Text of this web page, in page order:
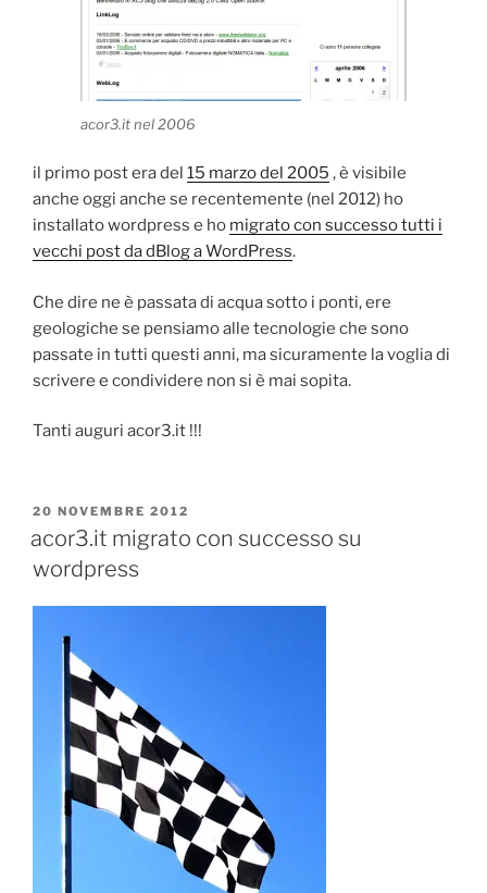
acor3.it nel 2006
il primo post era del 15 marzo del 2005 , è visibile
anche oggi anche se recentemente (nel 2012) ho
installato wordpress e ho migrato con successo tutti i
vecchi post da dBlog a WordPress.
Che dire ne è passata di acqua sotto i ponti, ere
geologiche se pensiamo alle tecnologie che sono
passate in tutti questi anni, ma sicuramente la voglia di
scrivere e condividere non si è mai sopita.
Tanti auguri acor3.it !!!
PUBBLICATO
20 NOVEMBRE 2012
acor3.it migrato con successo su
wordpress